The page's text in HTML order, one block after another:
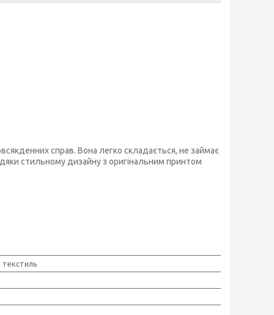
справ. Вона легко складається, не займає
стильному дизайну з оригінальним принтом